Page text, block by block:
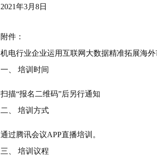
2021年3月8日
附件：
机电行业企业运用互联网大数据精准拓展海
一、 培训时间
扫描“报名二维码”后另行通知
二、 培训方式
通过腾讯会议APP直播培训。
三、 培训议程